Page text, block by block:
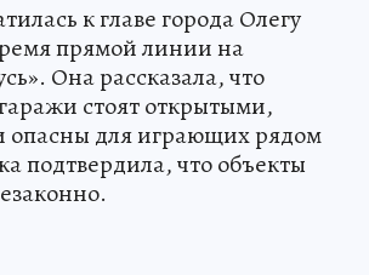
к главе города Олегу
прямой линии на
Она рассказала, что
стоят открытыми,
опасны для играющих рядом
подтвердила, что объекты